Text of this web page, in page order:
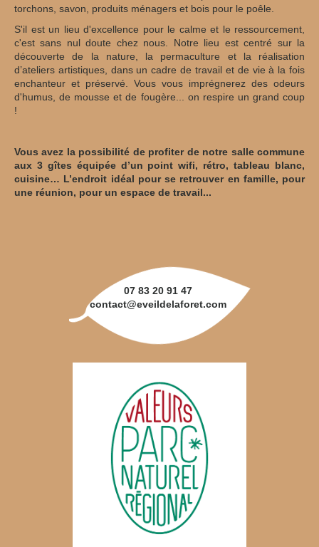
torchons, savon, produits ménagers et bois pour le poêle.
S'il est un lieu d'excellence pour le calme et le ressourcement,
c'est sans nul doute chez nous. Notre lieu est centré sur la
découverte de la nature, la permaculture et la réalisation
d’ateliers artistiques, dans un cadre de travail et de vie à la fois
enchanteur et préservé. Vous vous imprégnerez des odeurs
d'humus, de mousse et de fougère... on respire un grand coup
!
Vous avez la possibilité de profiter de notre salle commune
aux 3 gîtes équipée d’un point wifi, rétro, tableau blanc,
cuisine… L’endroit idéal pour se retrouver en famille, pour
une réunion, pour un espace de travail...
07 83 20 91 47
contact@eveildelaforet.com